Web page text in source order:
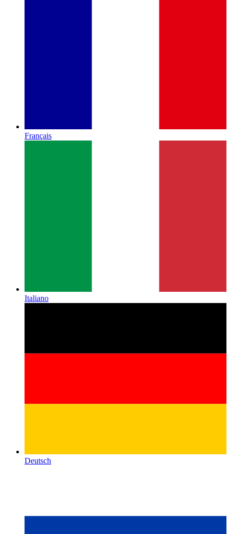
Français
Italiano
Deutsch